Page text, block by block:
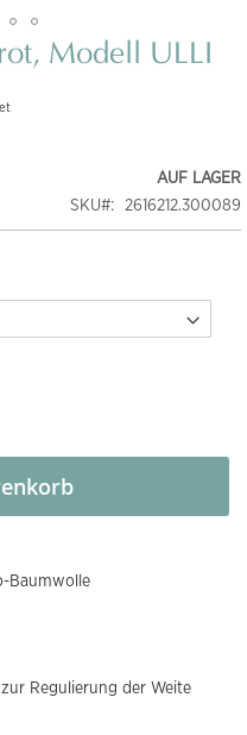
Modell ULLI
AUF LAGER
SKU
2616212.300089
Baumwolle
Regulierung der Weite